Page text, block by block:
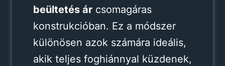
beültetés árcsomagáras
konstrukcióban. Ez a módszer
különösen azok számára ideális,
akik teljes foghiánnyal küzdenek,